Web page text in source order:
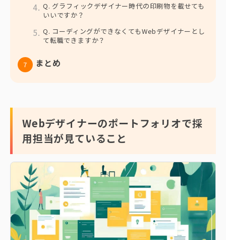
Q. グラフィックデザイナー時代の印刷物を載せても
いいですか？
Q. コーディングができなくてもWebデザイナーとし
て転職できますか？
まとめ
Webデザイナーのポートフォリオで採
用担当が見ていること